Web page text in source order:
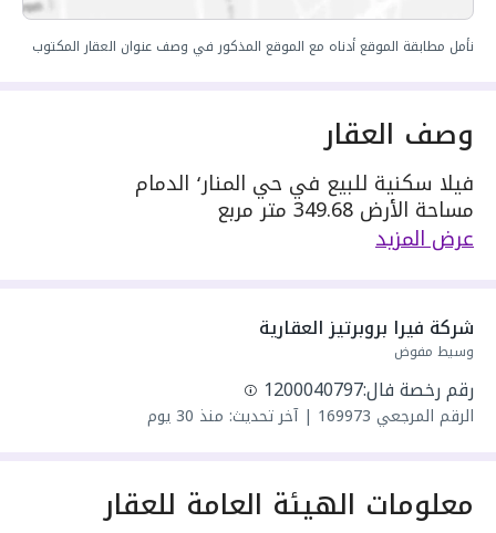
نأمل مطابقة الموقع أدناه مع الموقع المذكور في وصف عنوان العقار المكتوب
وصف العقار
فيلا سكنية للبيع في حي المنار٬ الدمام
مساحة الأرض 349.68 متر مربع
يحدها 1 شارع: شرقية٬ بعرض 20 م
مكونة من: 6 غرف
واصل مياه
سنة البناء: 2026
سعرها 1250000 ر.س
عرض المزيد
شركة فيرا بروبرتيز العقارية
وسيط مفوض
رقم رخصة فال:1200040797
الرقم المرجعي 169973
|آخر تحديث: منذ 30 يوم
معلومات الهيئة العامة للعقار